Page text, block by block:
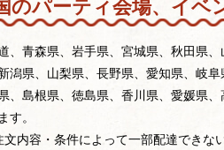
、青森県、岩手県、宮城県、秋田県
潟県、山梨県、長野県、愛知県、岐
、島根県、徳島県、香川県、愛媛県
す。
文内容・条件によって一部配達できな